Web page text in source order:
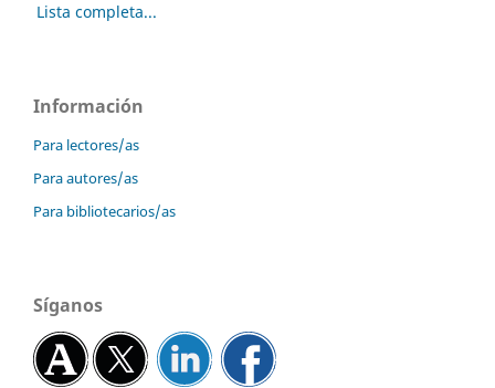
Lista completa...
Información
Para lectores/as
Para autores/as
Para bibliotecarios/as
Síganos